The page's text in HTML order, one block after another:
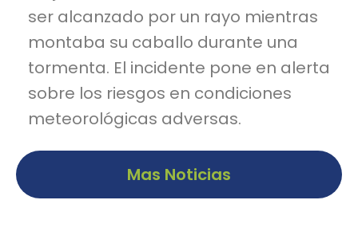
ser alcanzado por un rayo mientras
montaba su caballo durante una
tormenta. El incidente pone en alerta
sobre los riesgos en condiciones
meteorológicas adversas.
Mas Noticias